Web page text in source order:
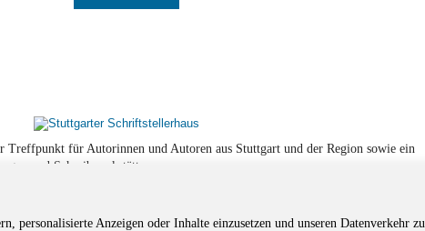
personalisierte Anzeigen oder Inhalte einzusetzen und unseren Datenverkehr zu
Treffpunkt für Autorinnen und Autoren aus Stuttgart und der Region sowie ein
und Schreibwerkstätten.